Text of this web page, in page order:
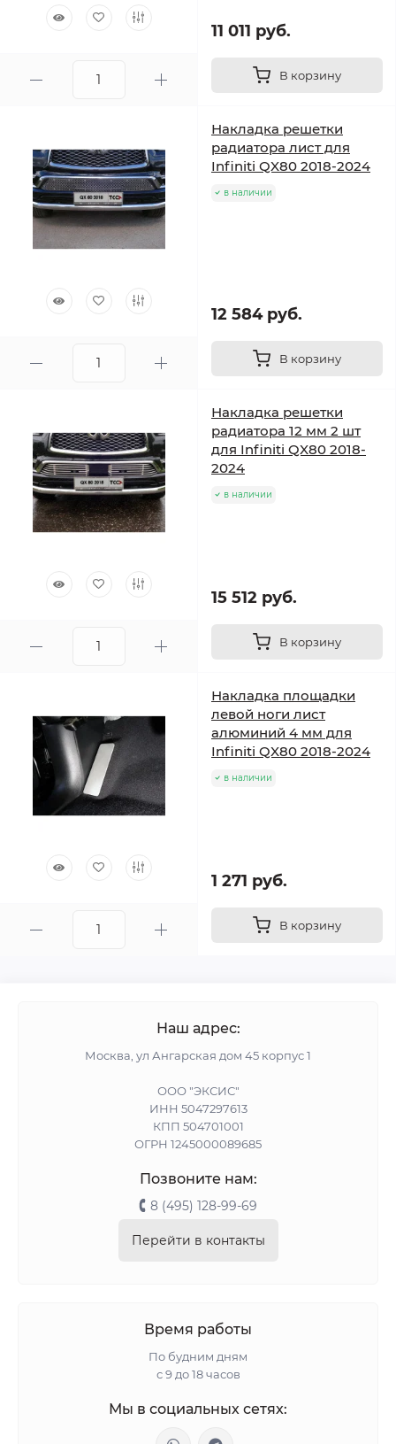
11 011 руб.
В корзину
Накладка решетки
радиатора лист для
Infiniti QX80 2018-2024
в наличии
12 584 руб.
В корзину
Накладка решетки
радиатора 12 мм 2 шт
для Infiniti QX80 2018-
2024
в наличии
15 512 руб.
В корзину
Накладка площадки
левой ноги лист
алюминий 4 мм для
Infiniti QX80 2018-2024
в наличии
1 271 руб.
В корзину
Наш адрес:
Москва, ул Ангарская дом 45 корпус 1
ООО "ЭКСИС"
ИНН 5047297613
КПП 504701001
ОГРН 1245000089685
Позвоните нам:
8 (495) 128-99-69
Перейти в контакты
Время работы
По будним дням
с 9 до 18 часов
Мы в социальных сетях: